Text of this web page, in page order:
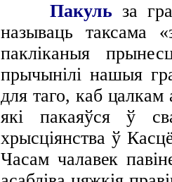
Пакуль за
называць таксама
пакліканыя
прычынілі нашыя
для таго, каб цалкам
які пакаяўся ў
хрысціянства ў
Часам чалавек